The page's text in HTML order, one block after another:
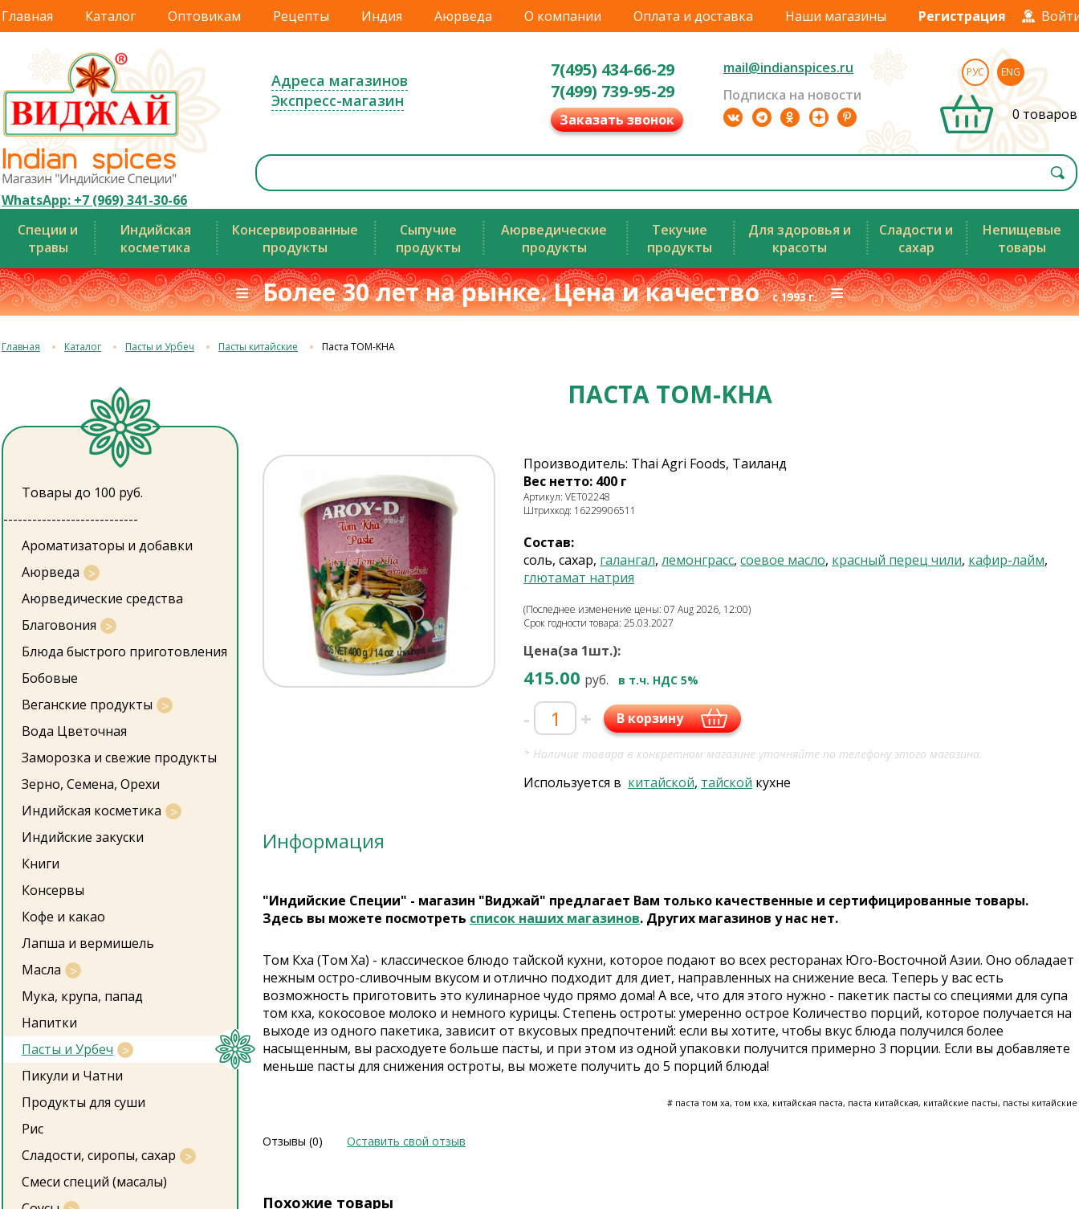
Главная Каталог Оптовикам Рецепты Индия Аюрведа О компании Оплата и доставка Наши магазины Регистрация
WhatsApp: +7 (969) 341-30-66
Адреса магазинов
Экспресс-магазин
7(495) 434-66-29
7(499) 739-95-29
Заказать звонок
mail@indianspices.ru
Подписка на новости
РУС ENG
0 товаров
Специи и
травы
Индийская
косметика
Консервированные
продукты
Сыпучие
продукты
Аюрведические
продукты
Текучие
продукты
Для здоровья и
красоты
Сладости и
сахар
Непищевые
товары
≡ Более 30 лет на рынке. Цена и качествос 1993 г.≡
Главная Каталог Пасты и Урбеч Пасты китайские Паста TOM-KHA
Товары до 100 руб.
----------------------------
Ароматизаторы и добавки
Аюрведа
Аюрведические средства
Благовония
Блюда быстрого приготовления
Бобовые
Веганские продукты
Вода Цветочная
Заморозка и свежие продукты
Зерно, Семена, Орехи
Индийская косметика
Индийские закуски
Книги
Консервы
Кофе и какао
Лапша и вермишель
Масла
Мука, крупа, папад
Напитки
Пасты и Урбеч
Пикули и Чатни
Продукты для суши
Рис
Сладости, сиропы, сахар
Смеси специй (масалы)
ПАСТА TOM-KHA
Производитель: Thai Agri Foods, Таиланд
Вес нетто: 400 г
Артикул: VET02248
Штрихкод: 16229906511
Состав:
соль, сахар, галангал, лемонграсс, соевое масло, красный перец чили, кафир-лайм,
глютамат натрия
(Последнее изменение цены: 07 Aug 2026, 12:00)
Срок годности товара: 25.03.2027
Цена(за 1шт.):
415.00 руб. в т.ч. НДС 5%
- + В корзину
* Наличие товара в конкретном магазине уточняйте по телефону этого магазина.
Используется в китайской, тайской кухне
Информация
"Индийские Специи" - магазин "Виджай" предлагает Вам только качественные и сертифицированные товары.
Здесь вы можете посмотреть список наших магазинов. Других магазинов у нас нет.
Том Кха (Том Ха) - классическое блюдо тайской кухни, которое подают во всех ресторанах Юго-Восточной Азии. Оно обладает
нежным остро-сливочным вкусом и отлично подходит для диет, направленных на снижение веса. Теперь у вас есть
возможность приготовить это кулинарное чудо прямо дома! А все, что для этого нужно - пакетик пасты со специями для супа
том кха, кокосовое молоко и немного курицы. Степень остроты: умеренно острое Количество порций, которое получается на
выходе из одного пакетика, зависит от вкусовых предпочтений: если вы хотите, чтобы вкус блюда получился более
насыщенным, вы расходуете больше пасты, и при этом из одной упаковки получится примерно 3 порции. Если вы добавляете
меньше пасты для снижения остроты, вы можете получить до 5 порций блюда!
# паста том ха, том кха, китайская паста, паста китайская, китайские пасты, пасты китайские
Отзывы (0) Оставить свой отзыв
Похожие товары